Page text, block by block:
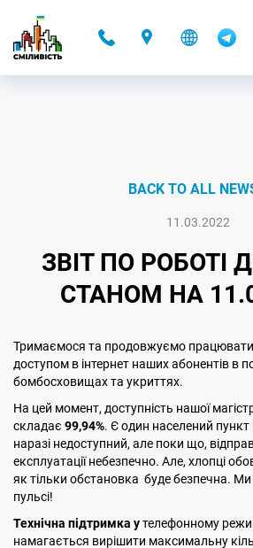
BACK TO ALL
11.03.2022
ЗВІТ ПО РОБОТІ
СТАНОМ НА
Тримаємося та продовжуємо
доступом в інтернет наших абонентів в
бомбосховищах та укриттях.
На цей момент, доступність нашої
складає 99,94%. Є один населений пункт
наразі недоступний, але поки що,
експлуатації небезпечно. Але, хлопці
як тільки обстановка буде безпечна.
пульсі!
Технічна підтримка утелефонному
намагається вирішити максимальну